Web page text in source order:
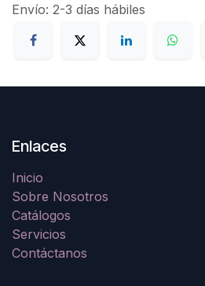
Envío: 2-3 días hábiles
Enlaces
Inicio
Sobre Nosotros
Catálogos
Servicios
Contáctanos